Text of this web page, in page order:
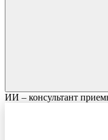
ИИ – консультант